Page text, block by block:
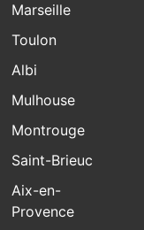
Marseille
Toulon
Albi
Mulhouse
Montrouge
Saint-Brieuc
Aix-en-
Provence